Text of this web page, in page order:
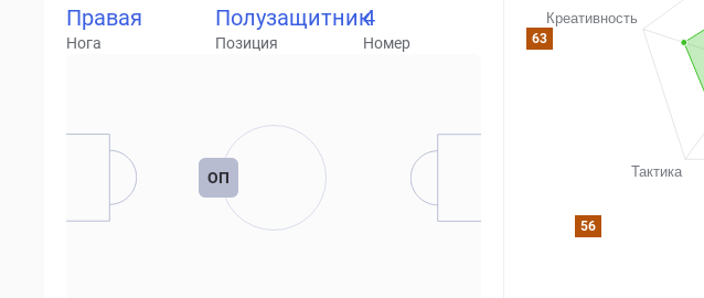
Правая
Нога
Полузащитник
Позиция
4
Номер
ОП
63
56